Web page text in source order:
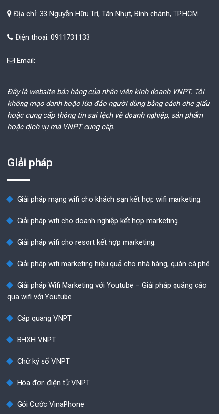
Địa chỉ: 33 Nguyễn Hữu Trí, Tân Nhựt, Bình chánh, TP.HCM
Điện thoại: 0911731133
Email:
Đây là website bán hàng của nhân viên kinh doanh VNPT. Tôi
không mạo danh hoặc lừa đảo người dùng bằng cách che giấu
hoặc cung cấp thông tin sai lệch về doanh nghiệp, sản phẩm
hoặc dịch vụ mà VNPT cung cấp.
Giải pháp
Giải pháp mạng wifi cho khách sạn kết hợp wifi marketing.
Giải pháp wifi cho doanh nghiệp kết hợp marketing.
Giải pháp wifi cho resort kết hợp marketing.
Giải pháp wifi marketing hiệu quả cho nhà hàng, quán cà phê
Giải pháp Wifi Marketing với Youtube – Giải pháp quảng cáo
qua wifi với Youtube
Cáp quang VNPT
BHXH VNPT
Chữ ký số VNPT
Hóa đơn điện tử VNPT
Gói Cước VinaPhone